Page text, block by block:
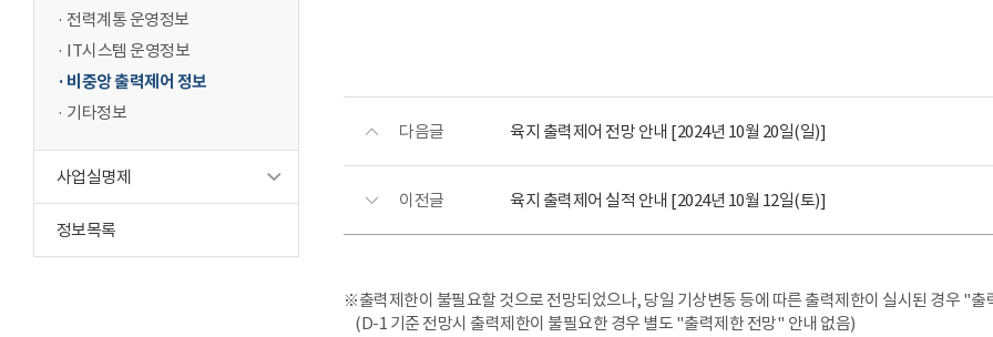
전력계통 운영정보
IT시스템 운영정보
비중앙 출력제어 정보
기타정보
사업실명제
정보목록
다음글 육지 출력제어 전망 안내 [2024년 10월 20일(일)]
이전글 육지 출력제어 실적 안내 [2024년 10월 12일(토)]
※출력제한이 불필요할 것으로 전망되었으나, 당일 기상변동 등에 따른 출력제한이 실시된 경우 "출
(D-1 기준 전망시 출력제한이 불필요한 경우 별도 "출력제한 전망" 안내 없음)